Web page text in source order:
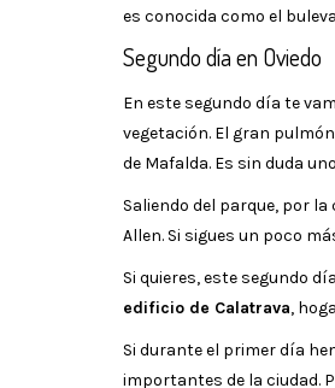
es conocida como el
Segundo día en Oviedo
En este segundo día te
vegetación. El gran
de Mafalda. Es sin duda
Saliendo del parque, por
Allen. Si sigues un poco
Si quieres, este segundo
edificio de Calatrava,
Si durante el primer día
importantes de la ciudad.